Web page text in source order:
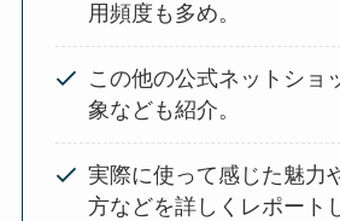
用頻度も多め。
この他の公式ネットショ
象なども紹介。
実際に使って感じた魅力
方などを詳しくレポート